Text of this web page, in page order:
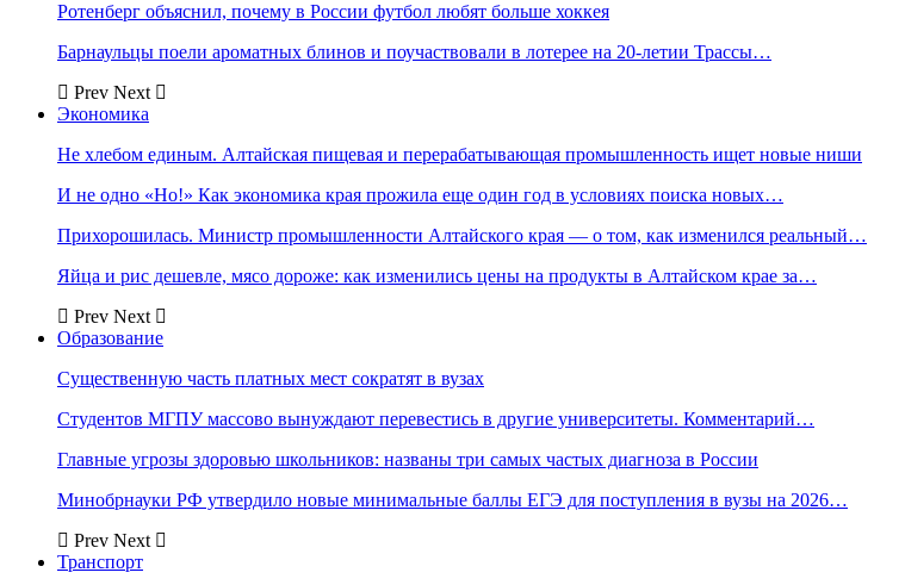
Ротенберг объяснил, почему в России футбол любят больше хоккея
Барнаульцы поели ароматных блинов и поучаствовали в лотерее на 20-летии Трассы…
Prev Next
Экономика
Не хлебом единым. Алтайская пищевая и перерабатывающая промышленность ищет новые ниши
И не одно «Но!» Как экономика края прожила еще один год в условиях поиска новых…
Прихорошилась. Министр промышленности Алтайского края — о том, как изменился реальный…
Яйца и рис дешевле, мясо дороже: как изменились цены на продукты в Алтайском крае за…
Prev Next
Образование
Существенную часть платных мест сократят в вузах
Студентов МГПУ массово вынуждают перевестись в другие университеты. Комментарий…
Главные угрозы здоровью школьников: названы три самых частых диагноза в России
Минобрнауки РФ утвердило новые минимальные баллы ЕГЭ для поступления в вузы на 2026…
Prev Next
Транспорт